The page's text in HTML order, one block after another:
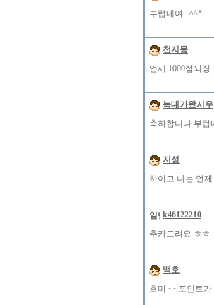
부럽네여...^^*
천지몽
언제 1000점되징
늑대가왔시우
축하합니다 부럽
지성
하이고 나는 언
k46122210
추카드려요 ㅎㅎ
백호
흐미 ~~포인트가